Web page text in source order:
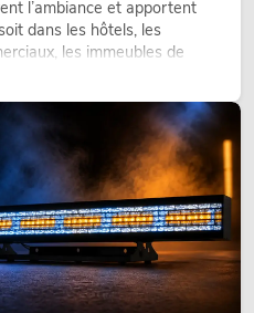
l’ambiance et apportent
dans les hôtels, les
les immeubles de
une végétalisation de